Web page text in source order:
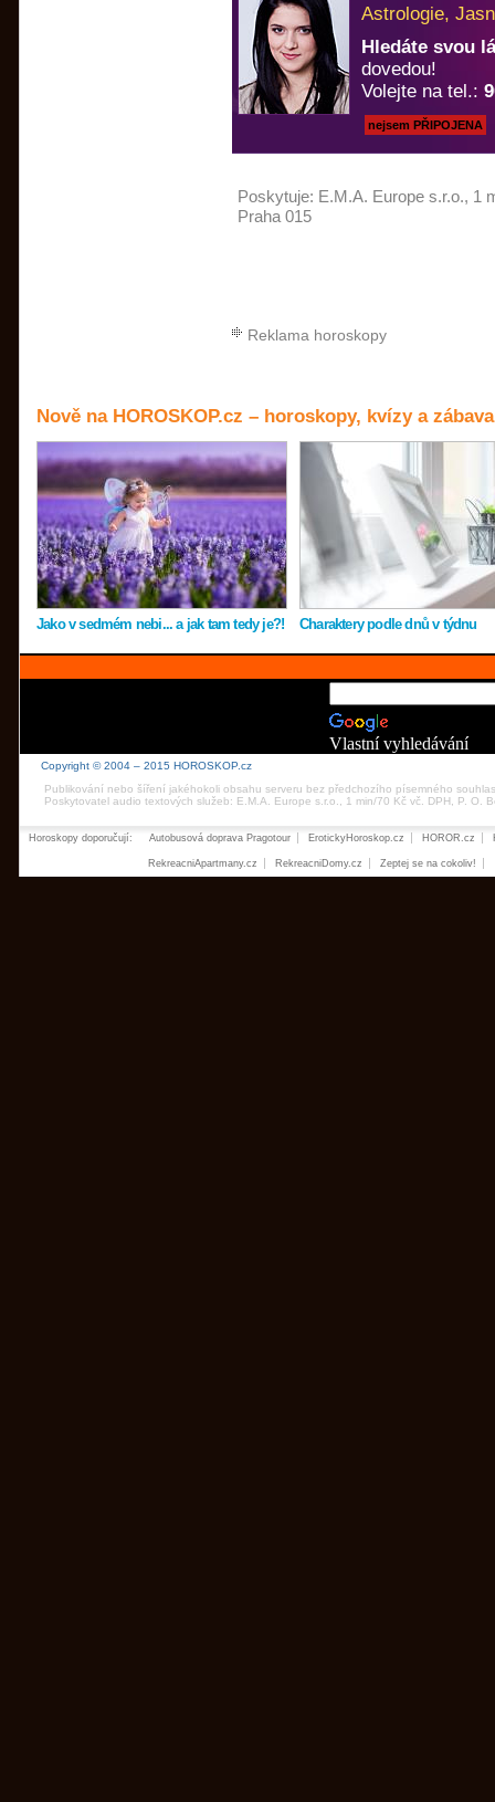
Astrologie,
Hledáte svou
dovedou!
Volejte na tel.:
nejsem PŘIPOJENA
Poskytuje: E.M.A. Europe s.r.o., 1
Praha 015
Reklama horoskopy
Nově na HOROSKOP.cz – horoskopy, kvízy a zábava
Jako v sedmém nebi... a jak tam tedy je?! Charaktery podle dnů v týdnu
Vlastní vyhledávání
Copyright © 2004 – 2015 HOROSKOP.cz
Publikování nebo šíření jakéhokoli obsahu serveru bez předchozího písemného
Poskytovatel audio textových služeb: E.M.A. Europe s.r.o., 1 min/70 Kč vč. DPH, P. O.
Horoskopy doporučují: Autobusová doprava Pragotour ErotickyHoroskop.cz HOROR.cz
RekreacniApartmany.cz RekreacniDomy.cz Zeptej se na cokoliv!